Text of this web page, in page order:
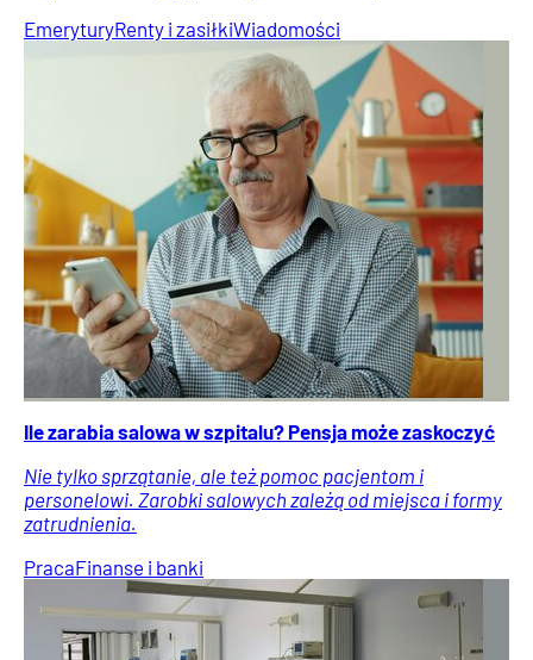
EmeryturyRenty i zasiłkiWiadomości
Ile zarabia salowa w szpitalu? Pensja może zaskoczyć
Nie tylko sprzątanie, ale też pomoc pacjentom i
personelowi. Zarobki salowych zależą od miejsca i formy
zatrudnienia.
PracaFinanse i banki